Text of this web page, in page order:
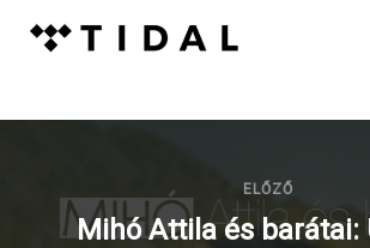
ELŐZŐ
Mihó Attila és barátai: